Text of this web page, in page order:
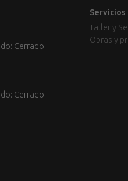
Cerrado
Cerrado
Servicios
Taller y
Obras y